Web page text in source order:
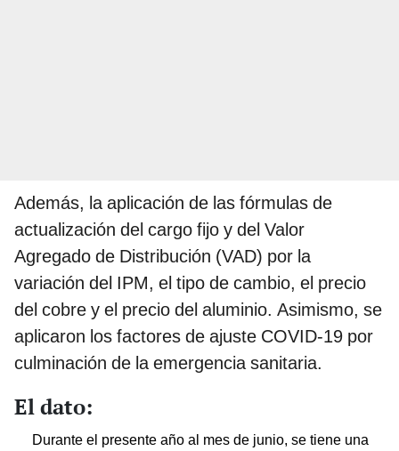
Además, la aplicación de las fórmulas de
actualización del cargo fijo y del Valor
Agregado de Distribución (VAD) por la
variación del IPM, el tipo de cambio, el precio
del cobre y el precio del aluminio. Asimismo, se
aplicaron los factores de ajuste COVID-19 por
culminación de la emergencia sanitaria.
El dato:
Durante el presente año al mes de junio, se tiene una